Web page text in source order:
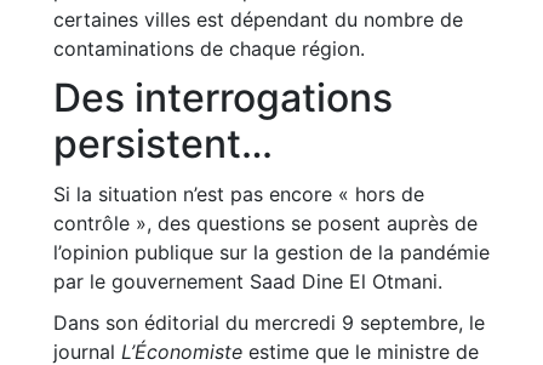
certaines villes est dépendant du nombre de
contaminations de chaque région.
Des interrogations
persistent…
Si la situation n’est pas encore « hors de
contrôle », des questions se posent auprès de
l’opinion publique sur la gestion de la pandémie
par le gouvernement Saad Dine El Otmani.
Dans son éditorial du mercredi 9 septembre, le
journal L’Économiste estime que le ministre de